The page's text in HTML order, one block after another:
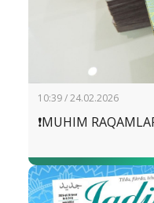
10:39 / 24.02.2026
❗️MUHIM